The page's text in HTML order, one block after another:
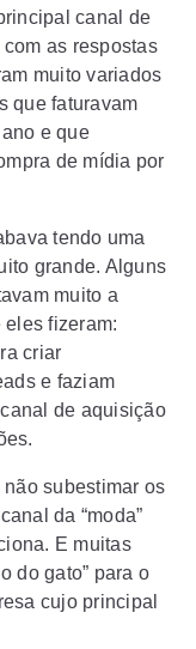
canal de
as respostas
muito variados
que faturavam
e que
de mídia por
tendo uma
grande. Alguns
muito a
fizeram:
criar
e faziam
de aquisição
subestimar os
da “moda”
E muitas
do gato” para o
cujo principal